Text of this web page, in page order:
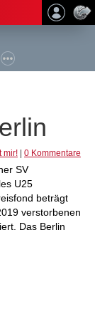
mir! 0 Kommentare
SV
U25
beträgt
verstorbenen
Das Berlin